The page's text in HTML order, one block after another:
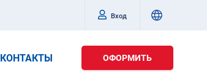
Вход
КОНТАКТЫ ОФОРМИТЬ